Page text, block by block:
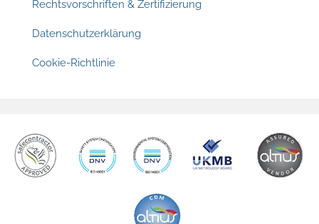
Rechtsvorschriften & Zertifizierung
Datenschutzerklärung
Cookie-Richtlinie